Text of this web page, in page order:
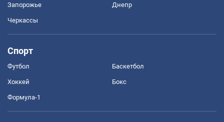
Запорожье Днепр
Черкассы
Спорт
Футбол Баскетбол
Хоккей Бокс
Формула-1